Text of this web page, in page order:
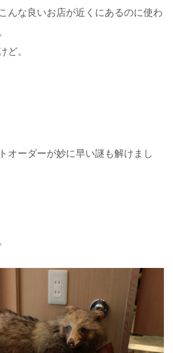
んな良いお店が近くにあるのに使わ
ど。
オーダーが妙に早い謎も解けまし